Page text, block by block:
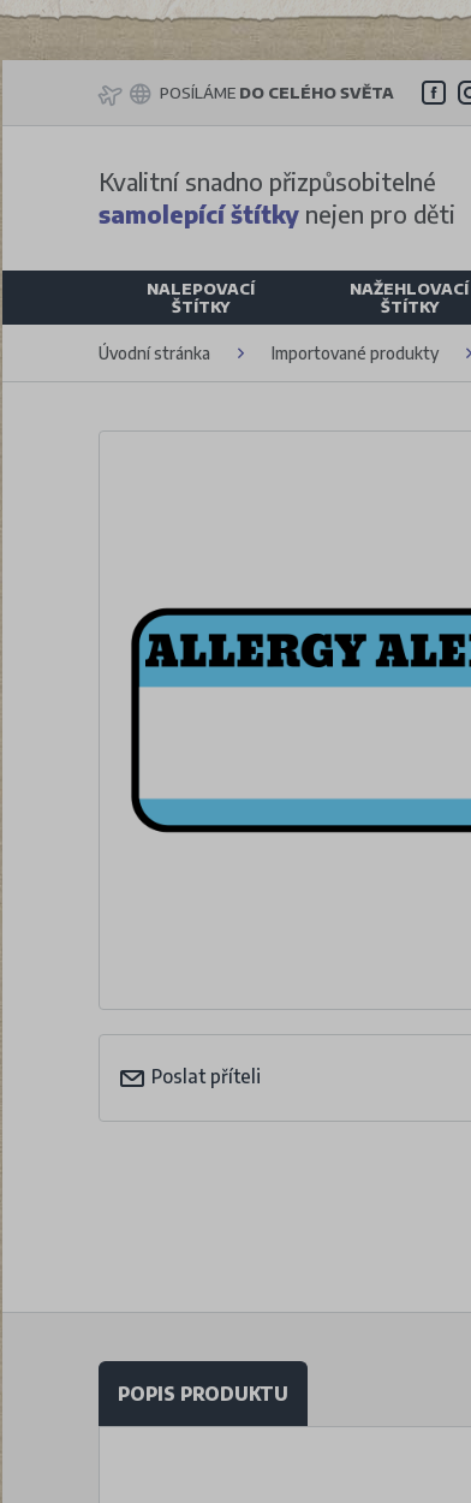
POSÍLÁME DO CELÉHO SVĚTA
Kvalitní snadno přizpůsobitelné
samolepící štítky nejen pro děti
NALEPOVACÍ
ŠTÍTKY
NAŽEHLOVACÍ
ŠTÍTKY
Úvodní stránka Importované produkty
Poslat příteli
POPIS PRODUKTU